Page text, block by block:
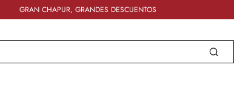
GRAN CHAPUR, GRANDES DESCUENTOS